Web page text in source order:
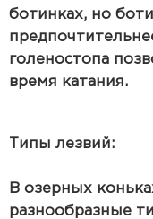
ботинках, но
голеностопа
время катания.
Типы лезвий:
В озерных
разнообразные